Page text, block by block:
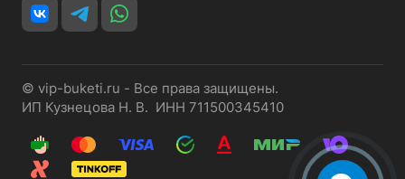
© vip-buketi.ru - Все права защищены.
ИП Кузнецова Н. В. ИНН 711500345410